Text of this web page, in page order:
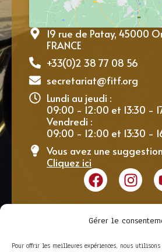
Gérer le
Pour offrir les meilleures expériences, nous
19 rue de Patay, 45000
FRANCE
+33(0)2 38 77 08 56
secretariat@fitf.org
Lundi au jeudi :
09:00 - 12:00 et 13:30 -
Vendredi :
09:00 - 12:00 et 13:30 -
Vous avez une
Cliquez ici